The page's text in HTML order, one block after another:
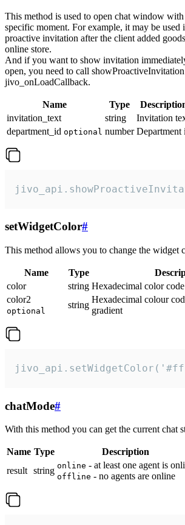
This method is used to open chat window
specific moment. For example, it may be
proactive invitation after the client added
online store.
And if you want to show invitation
open, you need to call
jivo_onLoadCallback.
Name Type
invitation_text
string
Invitation
department_id optional number Department
setWidgetColor#
This method allows you to change the widget
Name Type
color
string Hexadecimal color code
color2
optional
string
Hexadecimal colour
gradient
chatMode#
With this method you can get the current chat
Name Type
Description
result string online - at least one agent is
offline - no agents are online